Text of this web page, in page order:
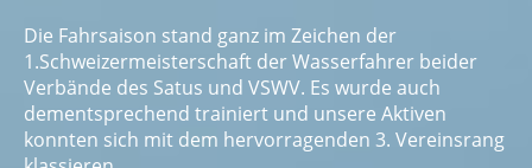
Die Fahrsaison stand ganz im Zeichen der
1.Schweizer­meisterschaft der Wasserfahrer beider
Verbände des Satus und VSWV. Es wurde auch
dementsprechend trai­niert und unsere Aktiven
konnten sich mit dem hervor­ragenden 3. Vereinsrang